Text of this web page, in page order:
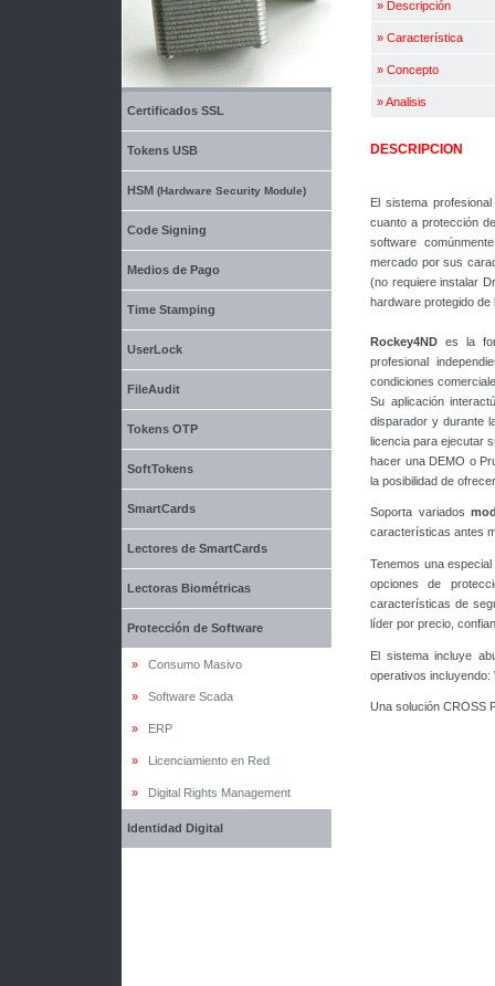
Certificados SSL
Tokens USB
HSM (Hardware Security Module)
Code Signing
Medios de Pago
Time Stamping
UserLock
FileAudit
Tokens OTP
SoftTokens
SmartCards
Lectores de SmartCards
Lectoras Biométricas
Protección de Software
» Consumo Masivo
» Software Scada
» ERP
» Licenciamiento en Red
» Digital Rights Management
Identidad Digital
» Descripción
» Característica
» Concepto
»Analisis
DESCRIPCION
El sistema
cuanto a protección
software
mercado por sus
(no requiere instalar
hardware protegido de
Rockey4ND es la
profesional
condiciones
Su aplicación
disparador y durante
licencia para ejecutar
hacer una DEMO o
la posibilidad de
Soporta variados
características antes
Tenemos una
opciones de
características de
líder por precio,
El sistema incluye
operativos incluyendo:
Una solución CROSS